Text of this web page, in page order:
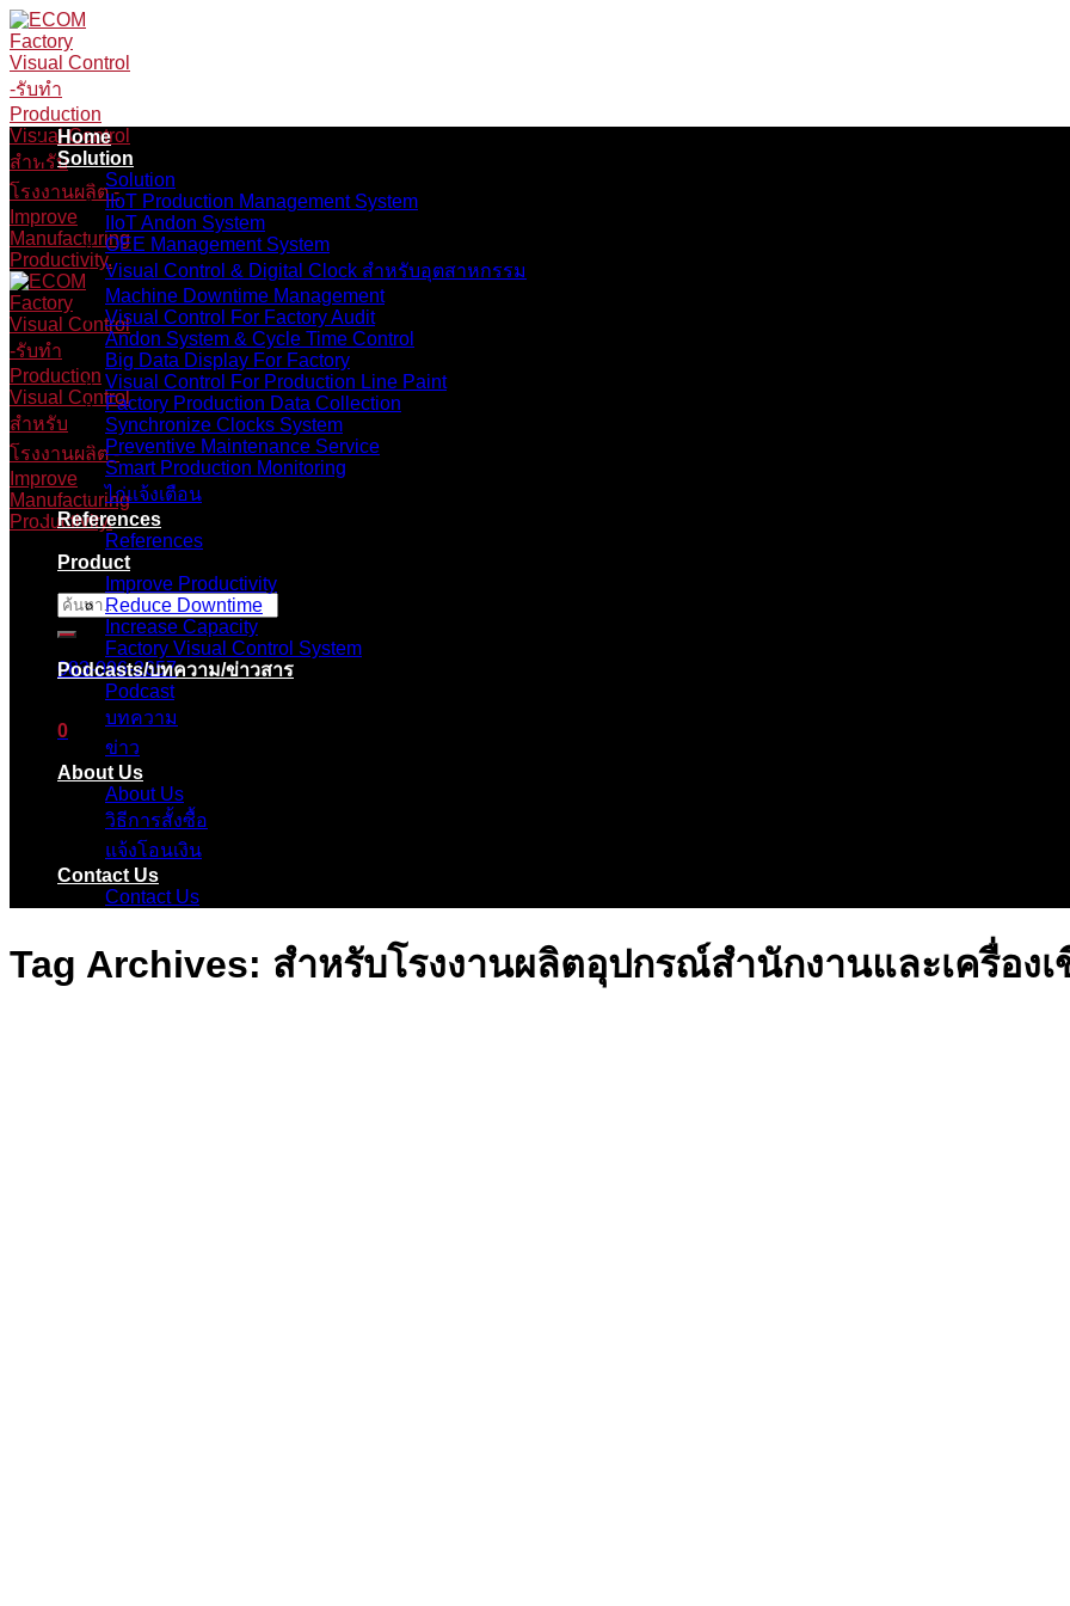
Skip
to
content
ค้นหา:
083-096-2657
0
ตะกร้าสินค้า
ไม่มีสินค้าในตะกร้า
Home
Solution
Solution
IIoT Production Management System
IIoT Andon System
OEE Management System
Visual Control & Digital Clock สำหรับอุตสาหกรรม
Machine Downtime Management
Visual Control For Factory Audit
Andon System & Cycle Time Control
Big Data Display For Factory
Visual Control For Production Line Paint
Factory Production Data Collection
Synchronize Clocks System
Preventive Maintenance Service
Smart Production Monitoring
ไก่แจ้งเตือน
References
References
Product
Improve Productivity
Reduce Downtime
Increase Capacity
Factory Visual Control System
Podcasts/บทความ/ข่าวสาร
Podcast
บทความ
ข่าว
About Us
About Us
วิธีการสั้งซื้อ
แจ้งโอนเงิน
Contact Us
Contact Us
Tag Archives: สำหรับโรงงานผลิตอุปกรณ์สำนักงานและเครื่อง